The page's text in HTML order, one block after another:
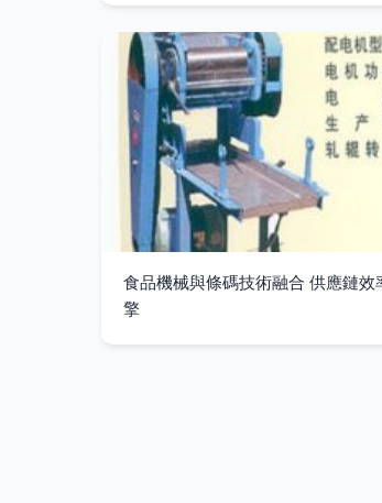
食品機械與條碼技術融合 供應鏈效
擎